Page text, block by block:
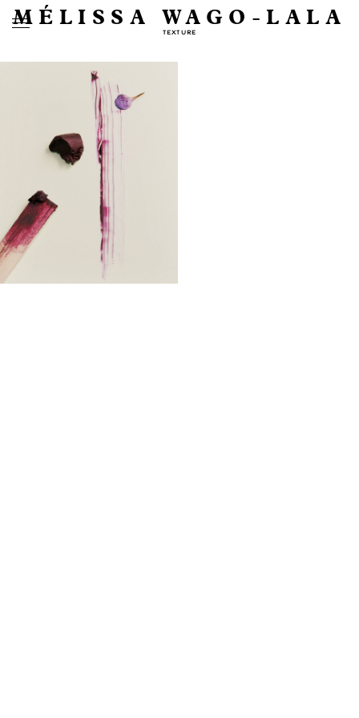
MÉLISSA WAGO-LALA
TEXTURE